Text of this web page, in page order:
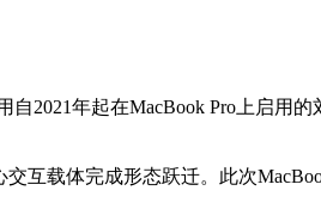
2021年起在MacBook Pro上启用
互载体完成形态跃迁。此次